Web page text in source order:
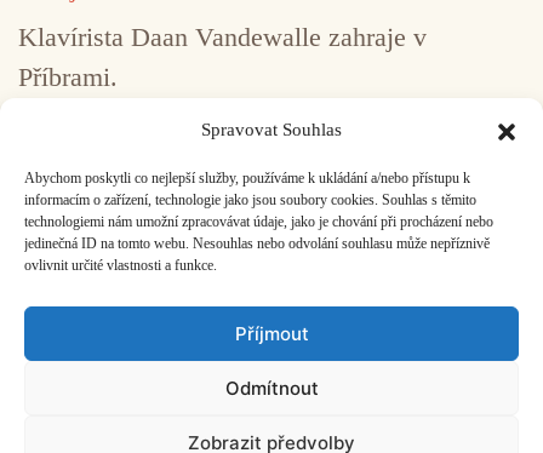
Spravovat Souhlas
Abychom poskytli co nejlepší služby, používáme k ukládání a/nebo přístupu k
informacím o zařízení, technologie jako jsou soubory cookies. Souhlas s těmito
technologiemi nám umožní zpracovávat údaje, jako je chování při procházení nebo
jedinečná ID na tomto webu. Nesouhlas nebo odvolání souhlasu může nepříznivě
ovlivnit určité vlastnosti a funkce.
Příjmout
Odmítnout
Zobrazit předvolby
Klavírista Daan Vandewalle zahraje v
Příbrami.
1 2 3 4 5 ... 517